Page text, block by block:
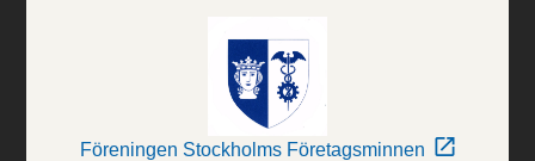
Föreningen Stockholms Företagsminnen